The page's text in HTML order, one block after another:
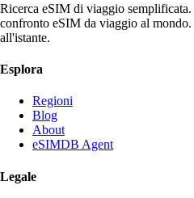
Ricerca eSIM di viaggio
confronto eSIM da viaggio al
all'istante.
Esplora
Regioni
Blog
About
eSIMDB Agent
Legale